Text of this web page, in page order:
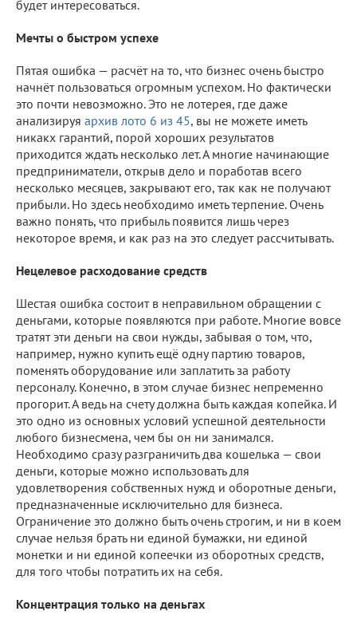
будет интересоваться.
Мечты о быстром успехе
Пятая ошибка — расчёт на то, что бизнес очень быстро
начнёт пользоваться огромным успехом. Но фактически
это почти невозможно. Это не лотерея, где даже
анализируя архив лото 6 из 45, вы не можете иметь
никакх гарантий, порой хороших результатов
приходится ждать несколько лет. А многие начинающие
предприниматели, открыв дело и поработав всего
несколько месяцев, закрывают его, так как не получают
прибыли. Но здесь необходимо иметь терпение. Очень
важно понять, что прибыль появится лишь через
некоторое время, и как раз на это следует рассчитывать.
Нецелевое расходование средств
Шестая ошибка состоит в неправильном обращении с
деньгами, которые появляются при работе. Многие вовсе
тратят эти деньги на свои нужды, забывая о том, что,
например, нужно купить ещё одну партию товаров,
поменять оборудование или заплатить за работу
персоналу. Конечно, в этом случае бизнес непременно
прогорит. А ведь на счету должна быть каждая копейка. И
это одно из основных условий успешной деятельности
любого бизнесмена, чем бы он ни занимался.
Необходимо сразу разграничить два кошелька — свои
деньги, которые можно использовать для
удовлетворения собственных нужд и оборотные деньги,
предназначенные исключительно для бизнеса.
Ограничение это должно быть очень строгим, и ни в коем
случае нельзя брать ни единой бумажки, ни единой
монетки и ни единой копеечки из оборотных средств,
для того чтобы потратить их на себя.
Концентрация только на деньгах